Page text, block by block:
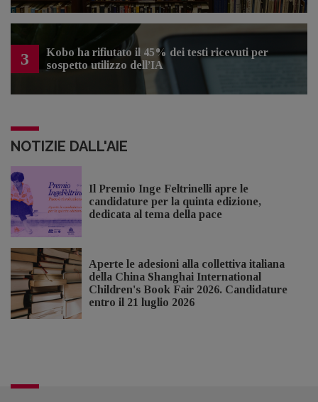
3
Kobo ha rifiutato il 45% dei testi ricevuti per
sospetto utilizzo dell’IA
NOTIZIE DALL'AIE
Il Premio Inge Feltrinelli apre le
candidature per la quinta edizione,
dedicata al tema della pace
Aperte le adesioni alla collettiva italiana
della China Shanghai International
Children's Book Fair 2026. Candidature
entro il 21 luglio 2026